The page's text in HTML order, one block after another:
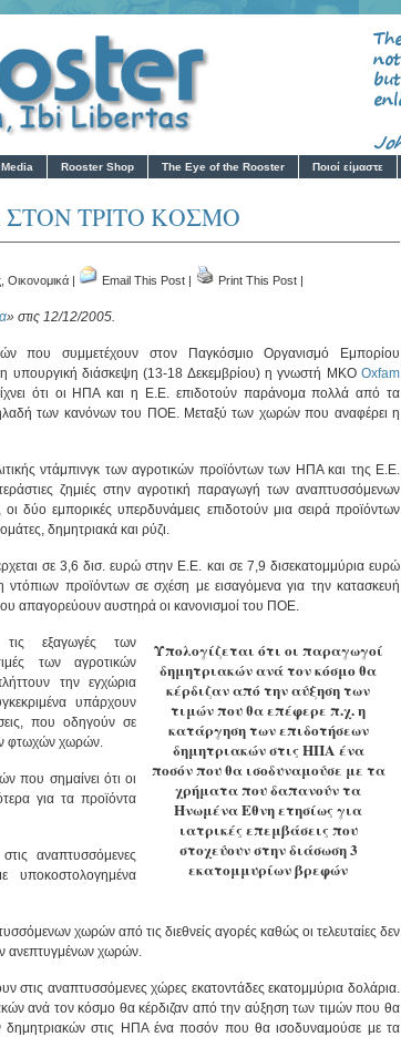
Rooster Shop The Eye of the Rooster Ποιοί είμαστε
ΤΡΙΤΟ ΚΟΣΜΟ
Οικονομικά | Email This Post | Print This Post |
» στις 12/12/2005.
που συμμετέχουν στον Παγκόσμιο Οργανισμό Εμπορίου
υπουργική διάσκεψη (13-18 Δεκεμβρίου) η γνωστή ΜΚΟ Oxfam
ότι οι ΗΠΑ και η Ε.Ε. επιδοτούν παράνομα πολλά από τα
των κανόνων του ΠΟΕ. Μεταξύ των χωρών που αναφέρει η
ντάμπινγκ των αγροτικών προϊόντων των ΗΠΑ και της Ε.Ε.
ζημιές στην αγροτική παραγωγή των αναπτυσσόμενων
δύο εμπορικές υπερδυνάμεις επιδοτούν μια σειρά προϊόντων
δημητριακά και ρύζι.
σε 3,6 δισ. ευρώ στην Ε.Ε. και σε 7,9 δισεκατομμύρια ευρώ
προϊόντων σε σχέση με εισαγόμενα για την κατασκευή
απαγορεύουν αυστηρά οι κανονισμοί του ΠΟΕ.
Υπολογίζεται ότι οι παραγωγοί
δημητριακών ανά τον κόσμο θα
κέρδιζαν από την αύξηση των
τιμών που θα επέφερε π.χ. η
κατάργηση των επιδοτήσεων
δημητριακών στις ΗΠΑ ένα
ποσόν που θα ισοδυναμούσε με τα
χρήματα που δαπανούν τα
Ηνωμένα Εθνη ετησίως για
ιατρικές επεμβάσεις που
στοχεύουν στην διάσωση 3
εκατομμυρίων βρεφών
τις εξαγωγές των
των αγροτικών
την εγχώρια
υπάρχουν
που οδηγούν σε
φτωχών χωρών.
που σημαίνει ότι οι
για τα προϊόντα
αναπτυσσόμενες
υποκοστολογημένα
χωρών από τις διεθνείς αγορές καθώς οι τελευταίες δεν
ανεπτυγμένων χωρών.
στις αναπτυσσόμενες χώρες εκατοντάδες εκατομμύρια δολάρια.
ανά τον κόσμο θα κέρδιζαν από την αύξηση των τιμών που θα
δημητριακών στις ΗΠΑ ένα ποσόν που θα ισοδυναμούσε με τα